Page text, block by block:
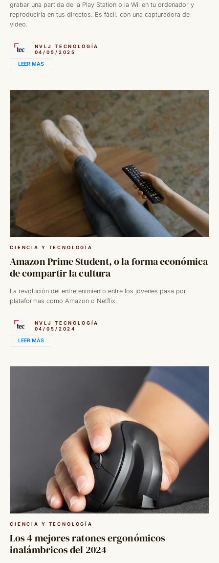
grabar una partida de la Play Station o la Wii en tu ordenador y
reproducirla en tus directos. Es fácil: con una capturadora de
video.
NVLJ TECNOLOGÍA
04/05/2025
LEER MÁS
CIENCIA Y TECNOLOGÍA
Amazon Prime Student, o la forma económica
de compartir la cultura
La revolución del entretenimiento entre los jóvenes pasa por
plataformas como Amazon o Netflix.
NVLJ TECNOLOGÍA
04/05/2024
LEER MÁS
CIENCIA Y TECNOLOGÍA
Los 4 mejores ratones ergonómicos
inalámbricos del 2024